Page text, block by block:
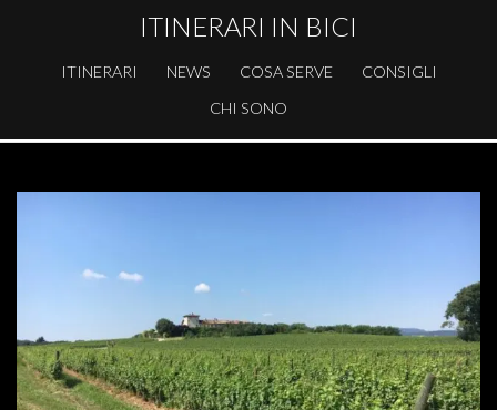
ITINERARI IN BICI
ITINERARI NEWS COSA SERVE
CONSIGLI
CHI SONO